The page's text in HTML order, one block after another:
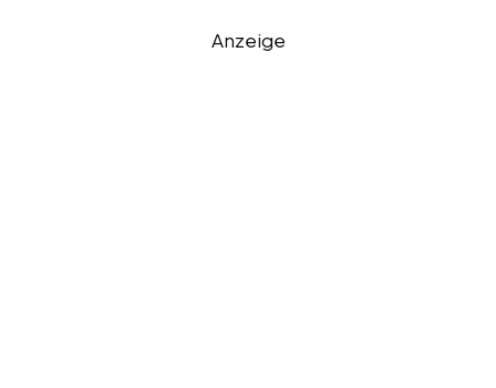
Anzeige